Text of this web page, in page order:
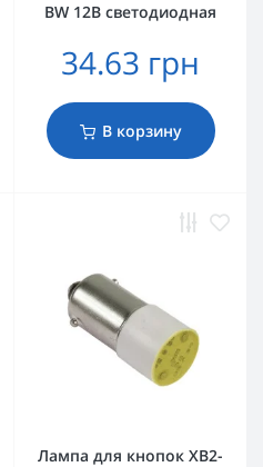
BW 12В светодиодная
34.63 грн
В корзину
Лампа для кнопок XB2-